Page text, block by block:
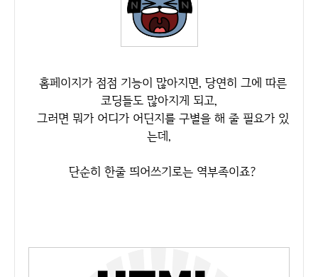
홈페이지가 점점 기능이 많아지면, 당연히 그에 따른
코딩들도 많아지게 되고,
그러면 뭐가 어디가 어딘지를 구별을 해 줄 필요가 있
는데,
단순히 한줄 띄어쓰기로는 역부족이죠?